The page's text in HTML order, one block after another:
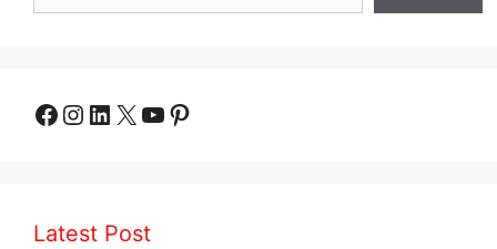
Facebook
Instagram
LinkedIn
X YouTube
Pinterest
Latest Post